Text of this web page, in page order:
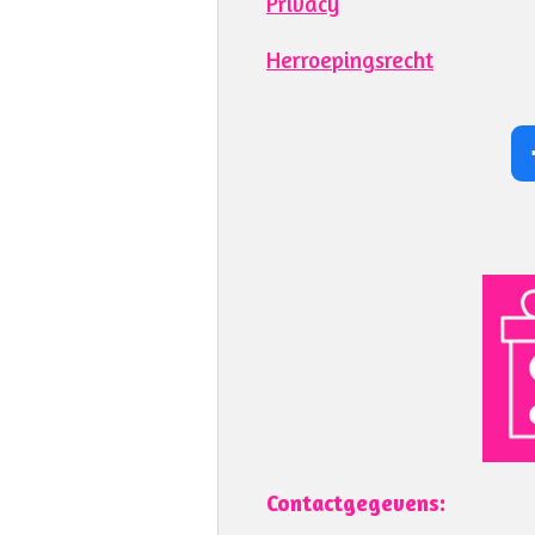
Herroepingsrecht
Contactgegevens: